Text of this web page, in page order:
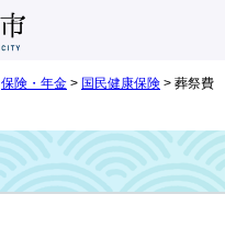
保険・年金 > 国民健康保険 > 葬祭費